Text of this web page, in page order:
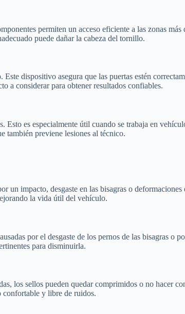
permiten un acceso eficiente a las zonas
puede dañar la cabeza del tornillo.
dispositivo asegura que las puertas estén
a considerar para obtener resultados confiables.
es especialmente útil cuando se trabaja en
también previene lesiones al técnico.
un impacto, desgaste en las bisagras o
la vida útil del vehículo.
por el desgaste de los pernos de las bisagras o
para disminuirla.
los sellos pueden quedar comprimidos o no hacer
confortable y libre de ruidos.